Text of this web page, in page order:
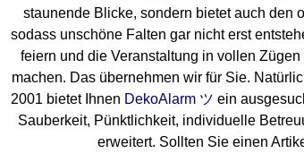
staunende Blicke, sondern bietet auch den
sodass unschöne Falten gar nicht erst
feiern und die Veranstaltung in vollen
machen. Das übernehmen wir für Sie.
2001 bietet Ihnen DekoAlarm ツ ein
Sauberkeit, Pünktlichkeit, individuelle
erweitert. Sollten Sie einen